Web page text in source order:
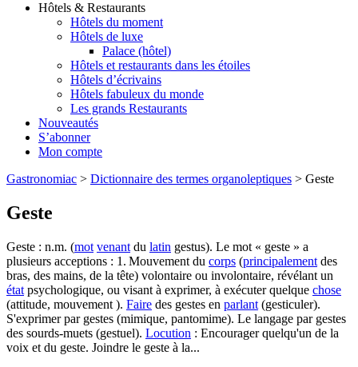
Hôtels & Restaurants
Hôtels du moment
Hôtels de luxe
Palace (hôtel)
Hôtels et restaurants dans les étoiles
Hôtels d’écrivains
Hôtels fabuleux du monde
Les grands Restaurants
Nouveautés
S’abonner
Mon compte
Gastronomiac > Dictionnaire des termes organoleptiques > Geste
Geste
Geste : n.m. (mot venant du latin gestus). Le mot « geste » a
plusieurs acceptions : 1. Mouvement du corps (principalement des
bras, des mains, de la tête) volontaire ou involontaire, révélant un
état psychologique, ou visant à exprimer, à exécuter quelque chose
(attitude, mouvement ). Faire des gestes en parlant (gesticuler).
S'exprimer par gestes (mimique, pantomime). Le langage par gestes
des sourds-muets (gestuel). Locution : Encourager quelqu'un de la
voix et du geste. Joindre le geste à la...